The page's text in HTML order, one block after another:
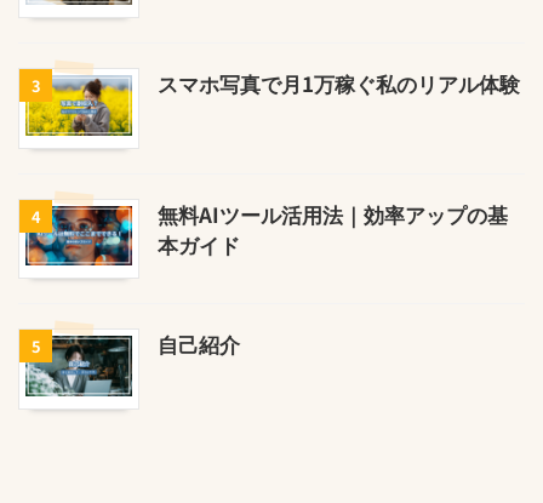
3 スマホ写真で月1万稼ぐ私のリアル体験
4
無料AIツール活用法｜効率アップの基
本ガイド
5 自己紹介